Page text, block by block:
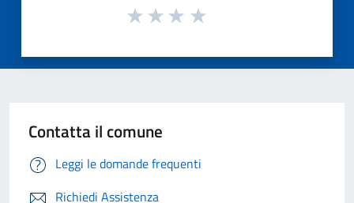
Contatta il comune
Leggi le domande frequenti
Richiedi Assistenza